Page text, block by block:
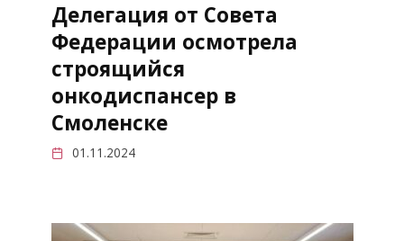
Делегация от Совета
Федерации осмотрела
строящийся
онкодиспансер в
Смоленске
01.11.2024